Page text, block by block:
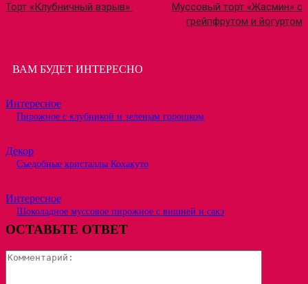
Торт «Клубничный взрыв»
Муссовый торт «Жасмин» с
грейпфрутом и йогуртом
ВАМ БУДЕТ ИНТЕРЕСНО
Интересное
Пирожное с клубникой и зеленым горошком
Декор
Съедобные кристаллы Кохакуто
Интересное
Шоколадное муссовое пирожное с вишней и сакэ
ОСТАВЬТЕ ОТВЕТ